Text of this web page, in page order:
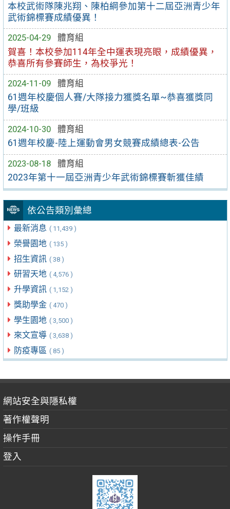
本校武術隊陳兆翔、陳柏綱參加第十二屆亞洲青少年
武術錦標賽成績優異！
2025-04-29
體育組
賀喜！本校參加114年全中運表現亮眼，成績優異，
恭喜所有參賽師生，為校爭光！
2024-11-09
體育組
61週年校慶個人賽/大隊接力獲獎名單~恭喜獲獎同
學/班級
2024-10-30
體育組
61週年校慶-陸上運動會男女競賽成績總表-公告
2023-08-18
體育組
2023年第十一屆亞洲青少年武術錦標賽斬獲佳績
依公告類別彙總
最新消息 ( 11,439 )
榮譽園地 ( 135 )
招生資訊 ( 38 )
研習天地 ( 4,576 )
升學資訊 ( 1,152 )
獎助學金 ( 470 )
學生園地 ( 3,500 )
來文宣導 ( 3,638 )
防疫專區 ( 85 )
網站安全與隱私權
著作權聲明
操作手冊
登入